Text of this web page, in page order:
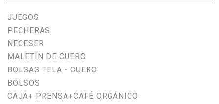
JUEGOS
PECHERAS
NECESER
MALETÍN DE CUERO
BOLSAS TELA - CUERO
BOLSOS
CAJA+ PRENSA+CAFÉ ORGÁNICO